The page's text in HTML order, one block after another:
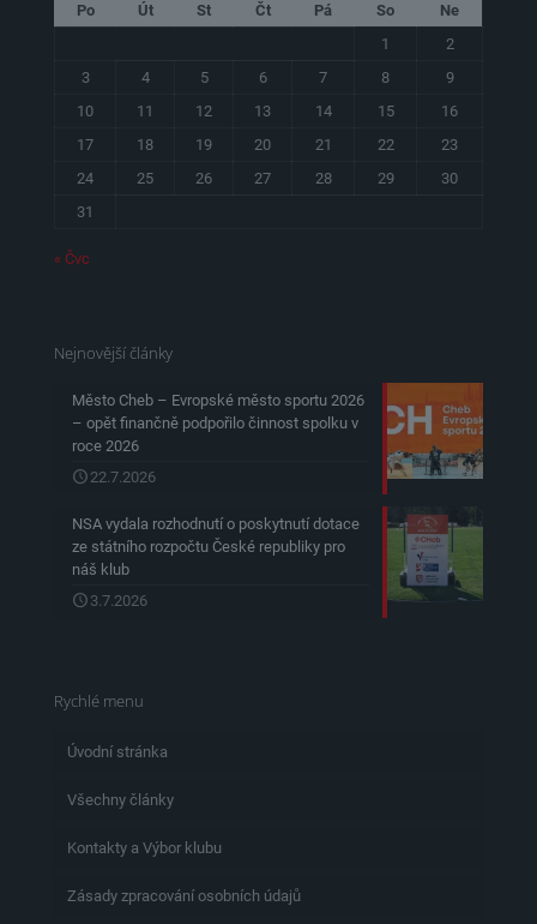
Po Út St Čt Pá So
Ne
1
2
3
4 5 6 7 8
9
10
11 12 13 14 15
16
17
18 19 20 21 22
23
24
25 26 27 28 29
30
31
« Čvc
Nejnovější články
Město Cheb – Evropské město sportu 2026
– opět finančně podpořilo činnost spolku v
roce 2026
22.7.2026
NSA vydala rozhodnutí o poskytnutí dotace
ze státního rozpočtu České republiky pro
náš klub
3.7.2026
Rychlé menu
Úvodní stránka
Všechny články
Kontakty a Výbor klubu
Zásady zpracování osobních údajů